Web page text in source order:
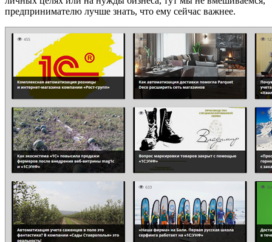
предпринимателю лучше знать, что ему сейчас важнее.